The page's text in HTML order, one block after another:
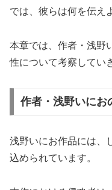
では、彼らは何を伝え
本章では、作者・浅野
性について考察してい
作者・浅野いにお
浅野いにお作品には、
込められています。